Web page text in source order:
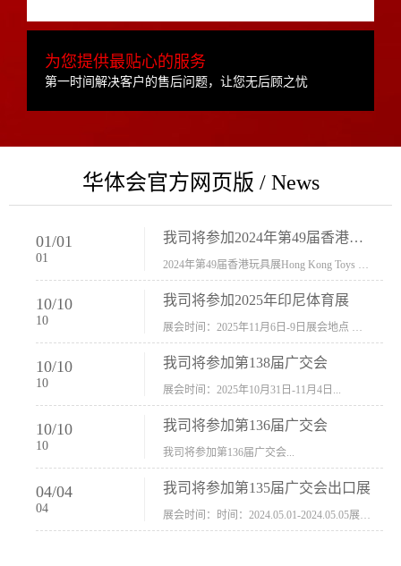
为您提供最贴心的服务
第一时间解决客户的售后问题，让您无后顾之忧
华体会官方网页版 / News
01/01
01
我司将参加2024年第49届香港玩具展Hong Kong Toys & Games Fair 欢迎新···
10/10
10
我司将参加2025年印尼体育展
10/10
10
我司将参加第138届广交会
展会时间：2025年10月31日-11月4日...
10/10
10
我司将参加第136届广交会
我司将参加第136届广交会...
04/04
04
我司将参加第135届广交会出口展
展会时间：时间：2024.05.01-2024.05.05展会地址：中国进出口商品交易会展馆福建康莱宝公司展位号12.1G37-38、H11-12，浙江康莱宝展位号17.1B23-24、C19-20...